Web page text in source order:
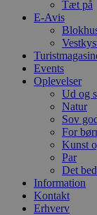
Tæt på
E-Avis
Events
Oplevelser
Ud og
Natur
Sov
For
Kunst
Par
Det
Information
Kontakt
Erhverv